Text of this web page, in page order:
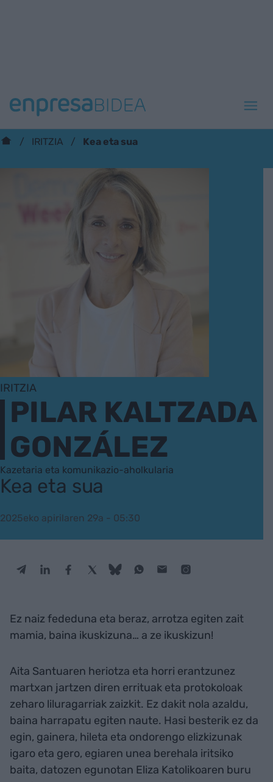
IRITZIA Kea eta sua
IRITZIA
PILAR KALTZADA
GONZÁLEZ
Kazetaria eta komunikazio-aholkularia
Kea eta sua
2025eko apirilaren 29a - 05:30
Ez naiz fededuna eta beraz, arrotza egiten zait
mamia, baina ikuskizuna… a ze ikuskizun!
Aita Santuaren heriotza eta horri erantzunez
martxan jartzen diren errituak eta protokoloak
zeharo liluragarriak zaizkit. Ez dakit nola azaldu,
baina harrapatu egiten naute. Hasi besterik ez da
egin, gainera, hileta eta ondorengo elizkizunak
igaro eta gero, egiaren unea berehala iritsiko
baita, datozen egunotan Eliza Katolikoaren buru